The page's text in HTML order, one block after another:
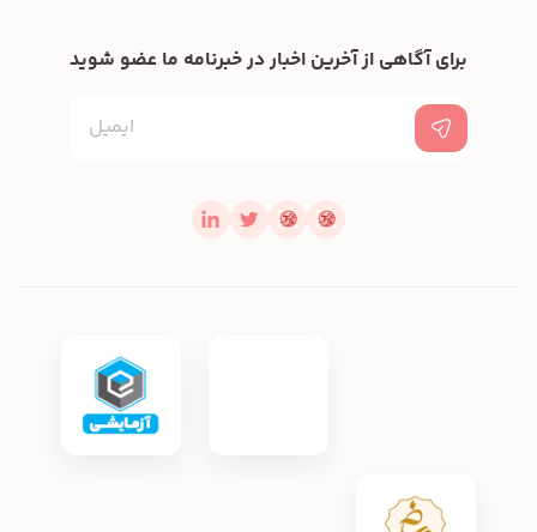
برای آگاهی از آخرین اخبار در خبرنامه ما عضو شوید